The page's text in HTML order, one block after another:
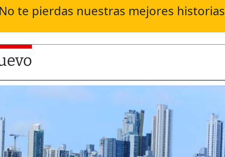
No te pierdas nuestras mejores historias